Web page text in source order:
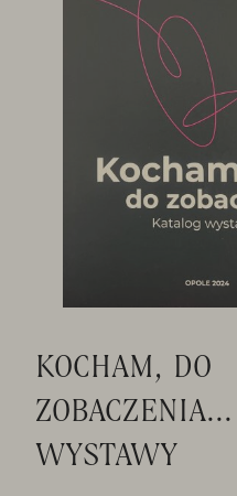
KOCHAM, DO
WYSTAWY